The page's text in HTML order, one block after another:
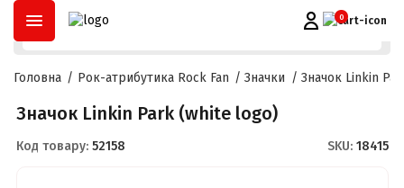
ОПЛАТА ЧАСТИНАМИ РОЗСТРОЧКА
0
Головна Рок-атрибутика Rock Fan Значки Значок Linkin
Значок Linkin Park (white logo)
Код товару: 52158 SKU: 18415